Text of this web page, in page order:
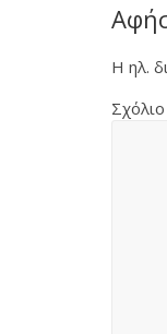
Η ηλ.
Σχόλιο